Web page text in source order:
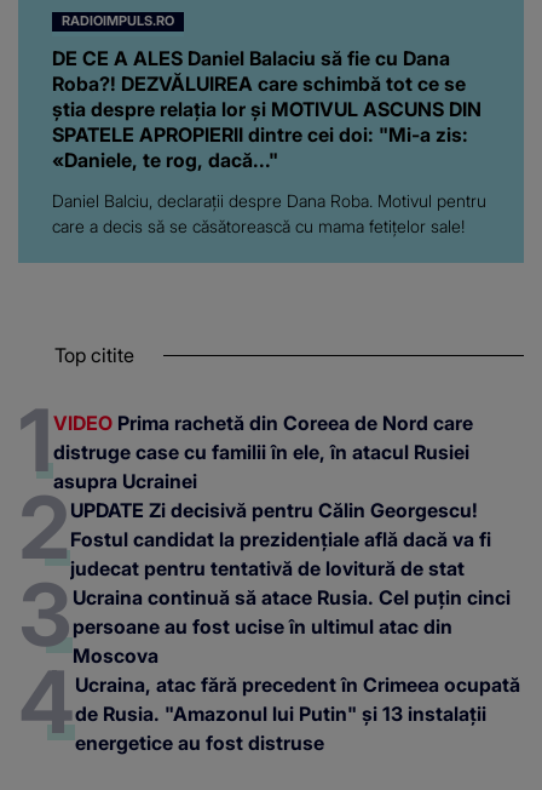
RADIOIMPULS.RO
DE CE A ALES Daniel Balaciu să fie cu Dana
Roba?! DEZVĂLUIREA care schimbă tot ce se
știa despre relația lor și MOTIVUL ASCUNS DIN
SPATELE APROPIERII dintre cei doi: "Mi-a zis:
«Daniele, te rog, dacă..."
Daniel Balciu, declarații despre Dana Roba. Motivul pentru
care a decis să se căsătorească cu mama fetițelor sale!
Top citite
VIDEO Prima rachetă din Coreea de Nord care
distruge case cu familii în ele, în atacul Rusiei
asupra Ucrainei
UPDATE Zi decisivă pentru Călin Georgescu!
Fostul candidat la prezidențiale află dacă va fi
judecat pentru tentativă de lovitură de stat
Ucraina continuă să atace Rusia. Cel puțin cinci
persoane au fost ucise în ultimul atac din
Moscova
Ucraina, atac fără precedent în Crimeea ocupată
de Rusia. "Amazonul lui Putin" și 13 instalații
energetice au fost distruse